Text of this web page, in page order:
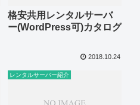
格安共用レンタルサーバ
ー(WordPress可)カタログ
2018.10.24
レンタルサーバー紹介